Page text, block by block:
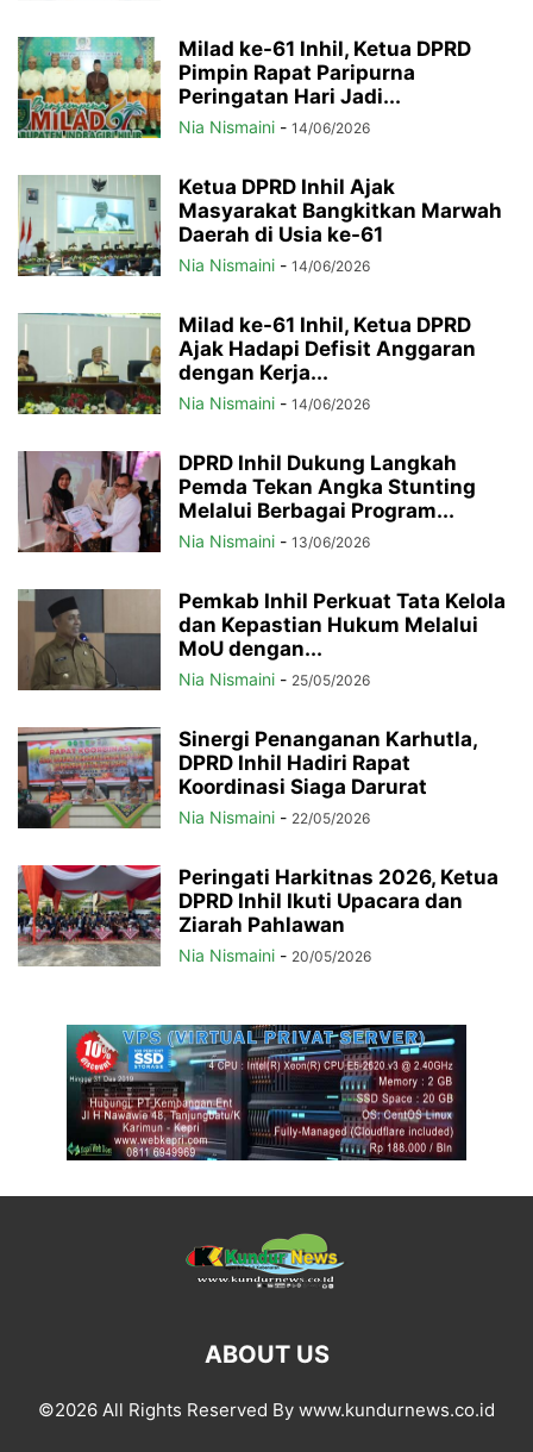
Milad ke-61 Inhil, Ketua DPRD
Pimpin Rapat Paripurna
Peringatan Hari Jadi...
Nia Nismaini - 14/06/2026
Ketua DPRD Inhil Ajak
Masyarakat Bangkitkan Marwah
Daerah di Usia ke-61
Nia Nismaini - 14/06/2026
Milad ke-61 Inhil, Ketua DPRD
Ajak Hadapi Defisit Anggaran
dengan Kerja...
Nia Nismaini - 14/06/2026
DPRD Inhil Dukung Langkah
Pemda Tekan Angka Stunting
Melalui Berbagai Program...
Nia Nismaini - 13/06/2026
Pemkab Inhil Perkuat Tata Kelola
dan Kepastian Hukum Melalui
MoU dengan...
Nia Nismaini - 25/05/2026
Sinergi Penanganan Karhutla,
DPRD Inhil Hadiri Rapat
Koordinasi Siaga Darurat
Nia Nismaini - 22/05/2026
Peringati Harkitnas 2026, Ketua
DPRD Inhil Ikuti Upacara dan
Ziarah Pahlawan
Nia Nismaini - 20/05/2026
ABOUT US
©2026 All Rights Reserved By www.kundurnews.co.id